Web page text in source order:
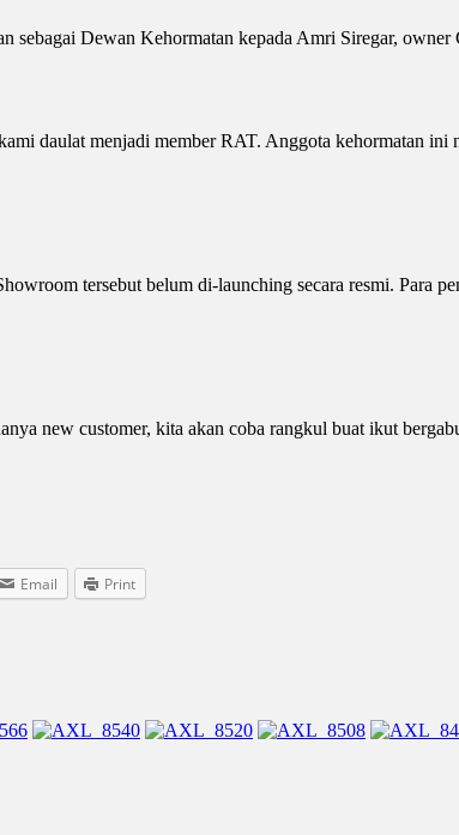
sebagai Dewan Kehormatan kepada Amri Siregar,
daulat menjadi member RAT. Anggota kehormatan
tersebut belum di-launching secara resmi. Para
new customer, kita akan coba rangkul buat ikut
Email Print